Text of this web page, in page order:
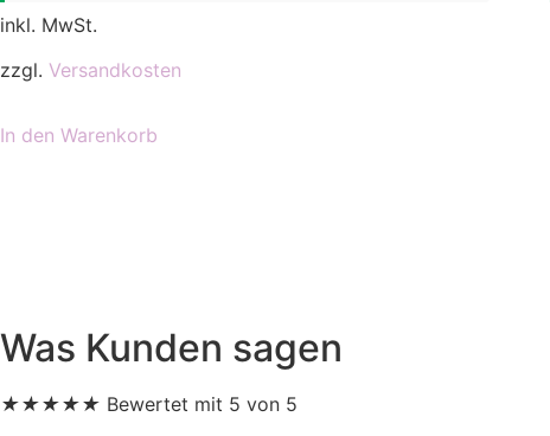
inkl. MwSt.
zzgl. Versandkosten
In den Warenkorb
Was Kunden sagen
★★★★★ Bewertet mit 5 von 5